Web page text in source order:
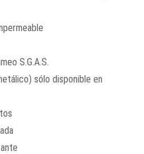
S.G.A.S.
sólo disponible en